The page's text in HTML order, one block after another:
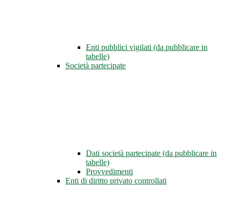
Enti pubblici vigilati (da pubblicare in
tabelle)
Società partecipate
Dati società partecipate (da pubblicare in
tabelle)
Provvedimenti
Enti di diritto privato controllati